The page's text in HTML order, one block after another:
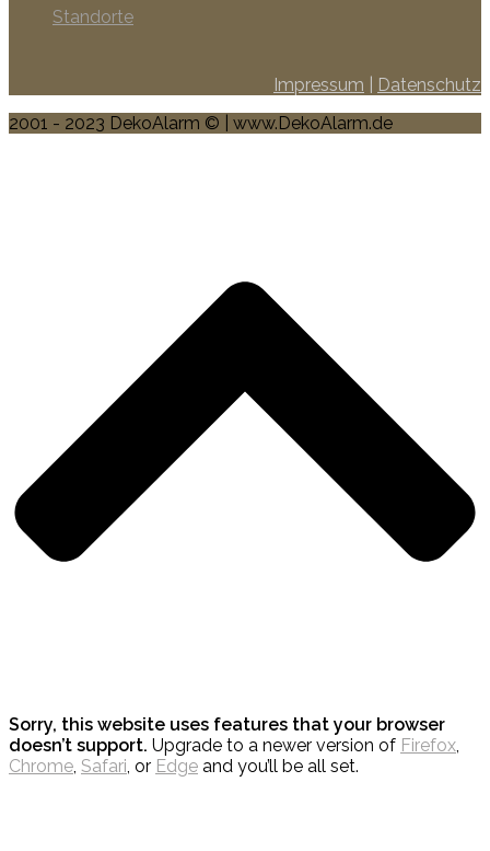
Standorte
Impressum
Datenschutz
2001 - 2023 DekoAlarm © | www.DekoAlarm.de
Sorry, this website uses features that your browser
doesn’t support. Upgrade to a newer version of Firefox,
Chrome, Safari, or Edge and you’ll be all set.